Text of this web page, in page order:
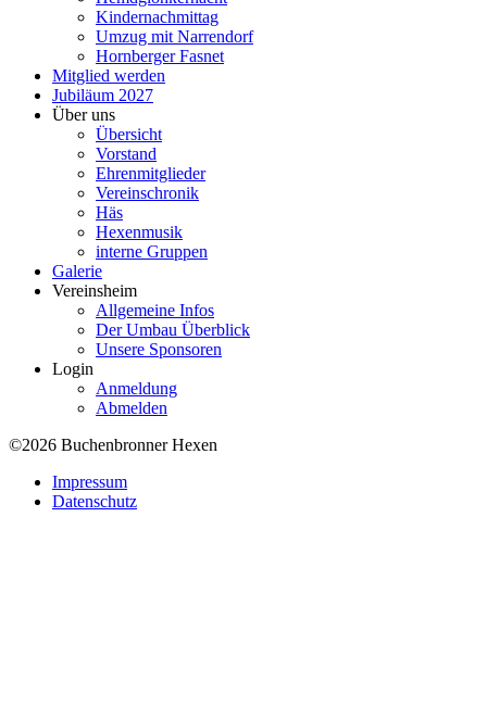
Kindernachmittag
Umzug mit Narrendorf
Hornberger Fasnet
Mitglied werden
Jubiläum 2027
Über uns
Übersicht
Vorstand
Ehrenmitglieder
Vereinschronik
Häs
Hexenmusik
interne Gruppen
Galerie
Vereinsheim
Allgemeine Infos
Der Umbau Überblick
Unsere Sponsoren
Login
Anmeldung
Abmelden
©2026 Buchenbronner Hexen
Impressum
Datenschutz